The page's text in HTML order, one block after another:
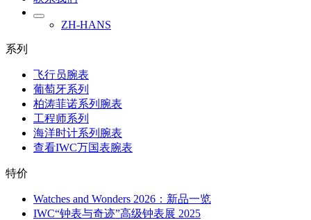
ZH-HANS
系列
飞行员腕表
葡萄牙系列
柏涛菲诺系列腕表
工程师系列
海洋时计系列腕表
查看IWC万国表腕表
特价
Watches and Wonders 2026：新品一览
IWC“钟表与奇迹”高级钟表展 2025